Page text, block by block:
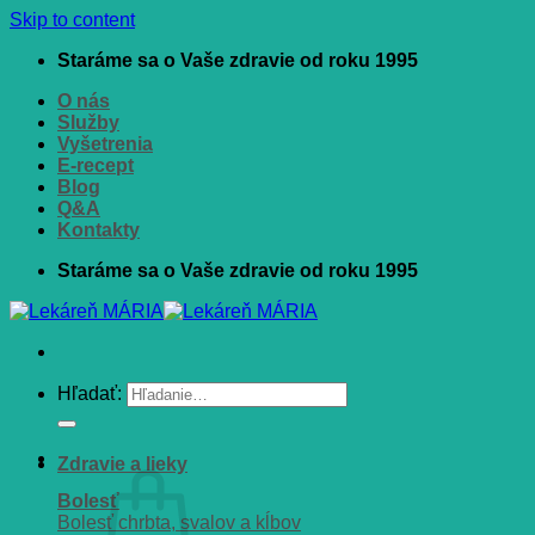
Skip to content
Staráme sa o Vaše zdravie od roku 1995
O nás
Služby
Vyšetrenia
E-recept
Blog
Q&A
Kontakty
Staráme sa o Vaše zdravie od roku 1995
Hľadať:
Zdravie a lieky
Bolesť
Bolesť chrbta, svalov a kĺbov